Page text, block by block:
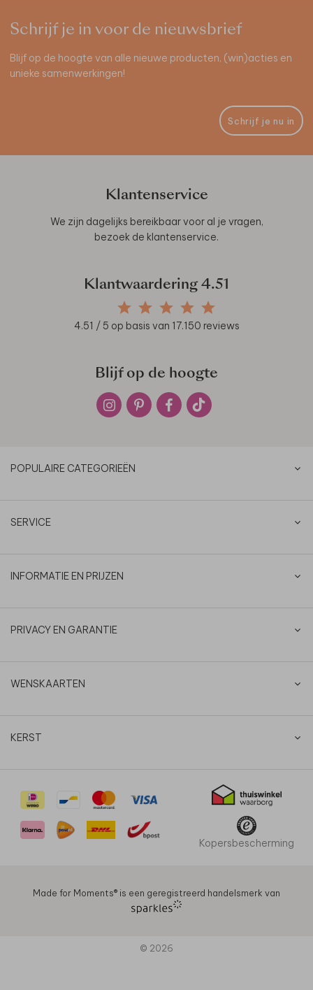
Schrijf je in voor de nieuwsbrief
Blijf op de hoogte van alle nieuwe producten, (win)acties en
unieke samenwerkingen!
Schrijf je nu in
Klantenservice
We zijn dagelijks bereikbaar voor al je vragen,
bezoek de klantenservice.
Klantwaardering 4.51
4.51 / 5 op basis van 17.150 reviews
Blijf op de hoogte
POPULAIRE CATEGORIEËN
SERVICE
INFORMATIE EN PRIJZEN
PRIVACY EN GARANTIE
WENSKAARTEN
KERST
Kopersbescherming
Made for Moments®️ is een geregistreerd handelsmerk van
© 2026